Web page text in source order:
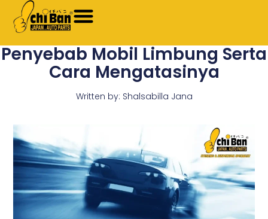
Penyebab Mobil Limbung Serta
Cara Mengatasinya
Written by: Shalsabilla Jana